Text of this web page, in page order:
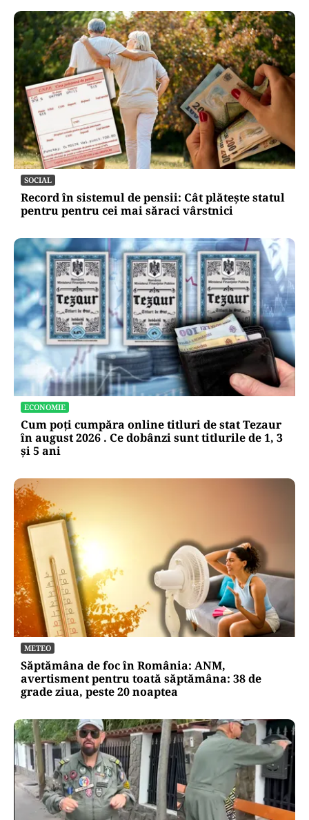
SOCIAL
Record în sistemul de pensii: Cât plătește statul
pentru pentru cei mai săraci vârstnici
ECONOMIE
Cum poți cumpăra online titluri de stat Tezaur
în august 2026 . Ce dobânzi sunt titlurile de 1, 3
și 5 ani
METEO
Săptămâna de foc în România: ANM,
avertisment pentru toată săptămâna: 38 de
grade ziua, peste 20 noaptea